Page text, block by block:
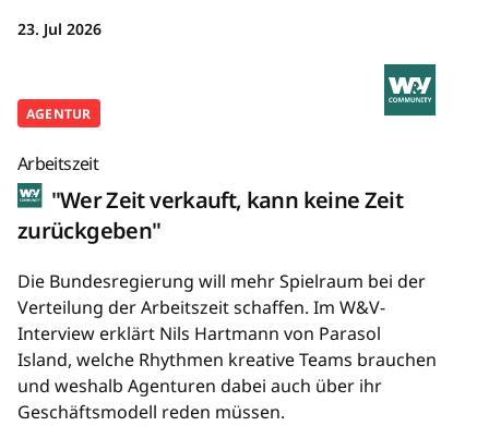
23. Jul 2026
AGENTUR
Arbeitszeit
"Wer Zeit verkauft, kann keine Zeit
zurückgeben"
Die Bundesregierung will mehr Spielraum bei der
Verteilung der Arbeitszeit schaffen. Im W&V-
Interview erklärt Nils Hartmann von Parasol
Island, welche Rhythmen kreative Teams brauchen
und weshalb Agenturen dabei auch über ihr
Geschäftsmodell reden müssen.